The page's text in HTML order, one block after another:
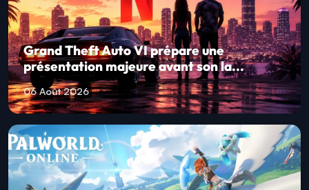
Grand Theft Auto VI prépare une
présentation majeure avant son la...
06 Août 2026